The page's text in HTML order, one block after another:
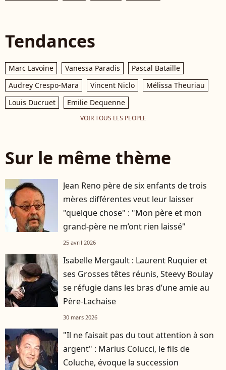
Tendances
Marc Lavoine Vanessa Paradis
Pascal Bataille
Audrey Crespo-Mara
Vincent Niclo
Mélissa Theuriau
Louis Ducruet
Emilie Dequenne
VOIR TOUS LES PEOPLE
Sur le même thème
Jean Reno père de six enfants de trois
mères différentes veut leur laisser
"quelque chose" : "Mon père et mon
grand-père ne m’ont rien laissé"
25 avril 2026
Isabelle Mergault : Laurent Ruquier et
ses Grosses têtes réunis, Steevy Boulay
se réfugie dans les bras d’une amie au
Père-Lachaise
30 mars 2026
"Il ne faisait pas du tout attention à son
argent" : Marius Colucci, le fils de
Coluche, évoque la succession